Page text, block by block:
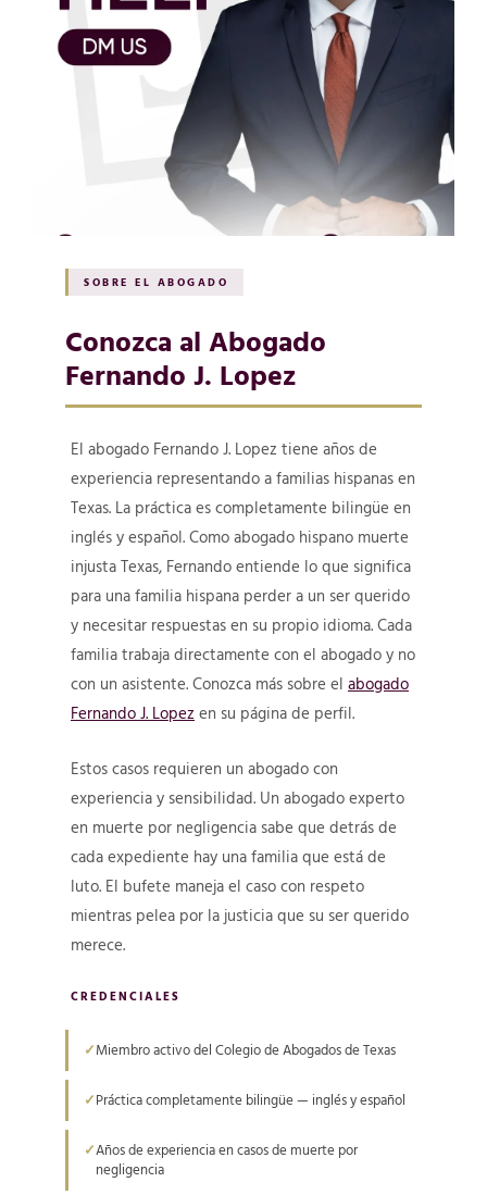
SOBRE EL ABOGADO
Conozca al Abogado
Fernando J. Lopez
El abogado Fernando J. Lopez tiene años de
experiencia representando a familias hispanas en
Texas. La práctica es completamente bilingüe en
inglés y español. Como abogado hispano muerte
injusta Texas, Fernando entiende lo que significa
para una familia hispana perder a un ser querido
y necesitar respuestas en su propio idioma. Cada
familia trabaja directamente con el abogado y no
con un asistente. Conozca más sobre el abogado
Fernando J. Lopezen su página de perfil.
Estos casos requieren un abogado con
experiencia y sensibilidad. Un abogado experto
en muerte por negligencia sabe que detrás de
cada expediente hay una familia que está de
luto. El bufete maneja el caso con respeto
mientras pelea por la justicia que su ser querido
merece.
CREDENCIALES
Miembro activo del Colegio de Abogados de Texas
Práctica completamente bilingüe — inglés y español
Años de experiencia en casos de muerte por
negligencia